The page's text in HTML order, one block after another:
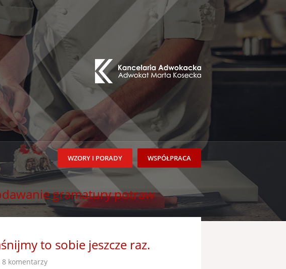
WSPÓŁPRACA
WZORY I PORADY
gramatury potraw
to sobie jeszcze raz.
8 komentarzy